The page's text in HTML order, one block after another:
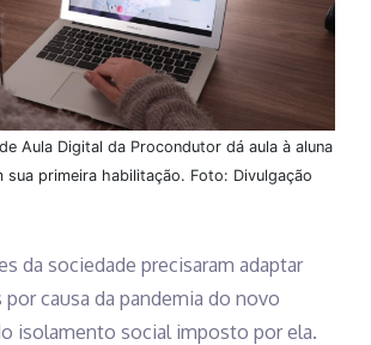
Aula Digital da Procondutor dá aula à aluna
sua primeira habilitação. Foto: Divulgação
da sociedade precisaram adaptar
por causa da pandemia do novo
isolamento social imposto por ela.